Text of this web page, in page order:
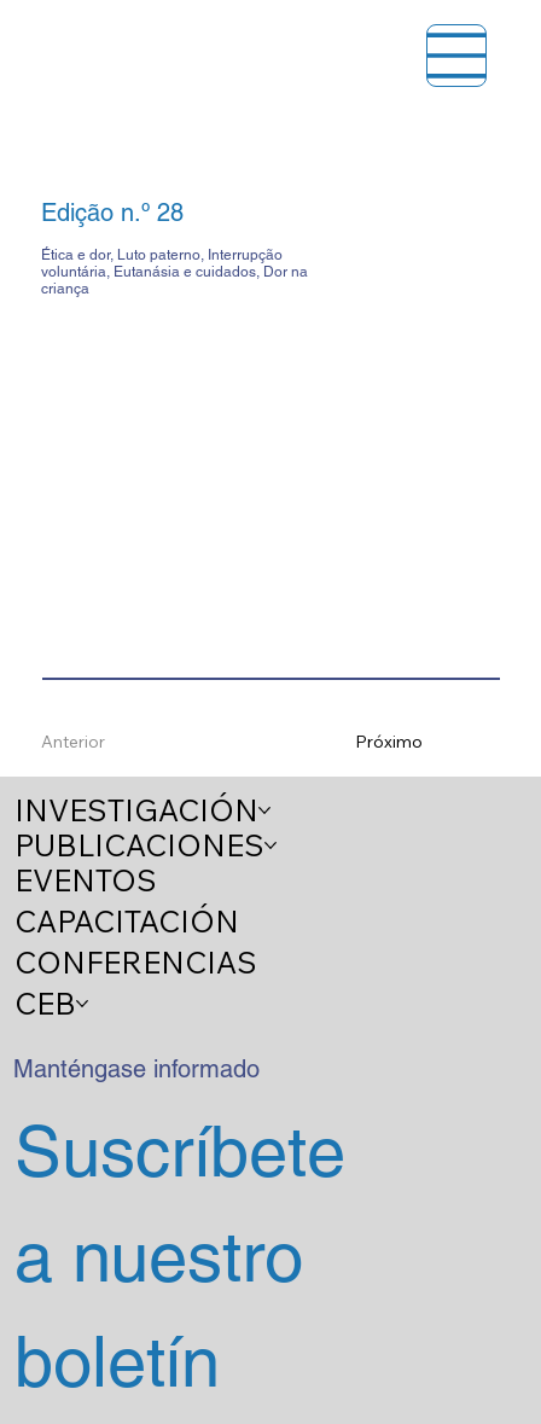
Edição n.º 28
Ética e dor, Luto paterno, Interrupção
voluntária, Eutanásia e cuidados, Dor na
criança
Anterior Próximo
INVESTIGACIÓN
PUBLICACIONES
EVENTOS
CAPACITACIÓN
CONFERENCIAS
CEB
Manténgase informado
Suscríbete
a nuestro
boletín